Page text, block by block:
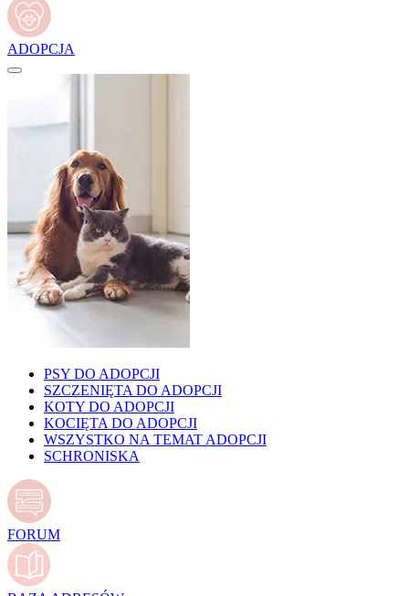
ADOPCJA
PSY DO ADOPCJI
SZCZENIĘTA DO ADOPCJI
KOTY DO ADOPCJI
KOCIĘTA DO ADOPCJI
WSZYSTKO NA TEMAT ADOPCJI
SCHRONISKA
FORUM